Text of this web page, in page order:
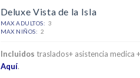
Deluxe Vista de la Isla
MAX ADULTOS: 3
MAX NIÑOS: 2
Incluidos traslados+ asistencia medica
Aquí.